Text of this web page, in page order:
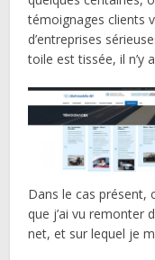
témoignages clients
d’entreprises
toile est tissée, il n’y
Dans le cas présent,
que j’ai vu remonter
net, et sur lequel je